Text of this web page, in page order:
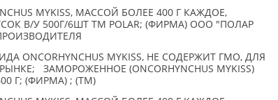
MYKISS, МАССОЙ БОЛЕЕ 400 Г КАЖДОЕ,
В/У 500Г/6ШТ ТМ POLAR; (ФИРМА) ООО "ПОЛАР
ONCORHYNCHUS MYKISS, НЕ СОДЕРЖИТ ГМО, ДЛЯ
ЗАМОРОЖЕННОЕ (ONCORHYNCHUS MYKISS)
Г; (ФИРМА) ; (TM)